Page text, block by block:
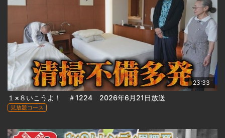
23:33
１×８いこうよ！ ＃1224 2026年6月21日放送
見放題コース